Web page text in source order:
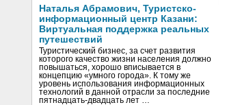
Наталья Абрамович, Туристско-
информационный центр Казани:
Виртуальная поддержка реальных
путешествий
Туристический бизнес, за счет развития
которого качество жизни населения должно
повышаться, хорошо вписывается в
концепцию «умного города». К тому же
уровень использования информационных
технологий в данной отрасли за последние
пятнадцать-двадцать лет …